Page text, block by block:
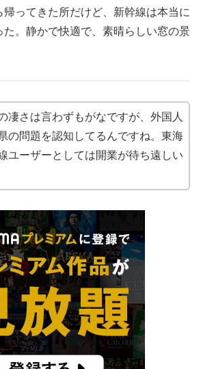
帰ってきた所だけど、新幹線は本当に
た。静かで快適で、素晴らしい窓の景
凄さは言わずもがなですが、外国人
の問題を認知してるんですね。東海
ユーザーとしては開業が待ち遠しい